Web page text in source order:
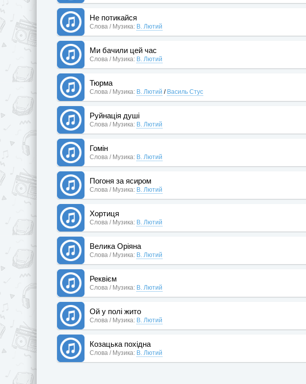
Не потикайся
Слова / Музика: В. Лютий
Ми бачили цей час
Слова / Музика: В. Лютий
Тюрма
Слова / Музика: В. Лютий / Василь Стус
Руйнація душі
Слова / Музика: В. Лютий
Гомін
Слова / Музика: В. Лютий
Погоня за ясиром
Слова / Музика: В. Лютий
Хортиця
Слова / Музика: В. Лютий
Велика Оріяна
Слова / Музика: В. Лютий
Реквієм
Слова / Музика: В. Лютий
Ой у полі жито
Слова / Музика: В. Лютий
Козацька похідна
Слова / Музика: В. Лютий